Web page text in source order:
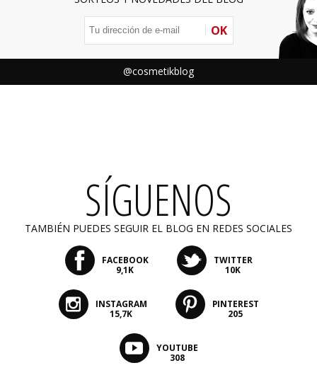
OK
@cosmetikblog
SÍGUENOS
TAMBIÉN PUEDES SEGUIR EL BLOG EN REDES SOCIALES
FACEBOOK
9,1K
TWITTER
10K
INSTAGRAM
15,7K
PINTEREST
205
YOUTUBE
308